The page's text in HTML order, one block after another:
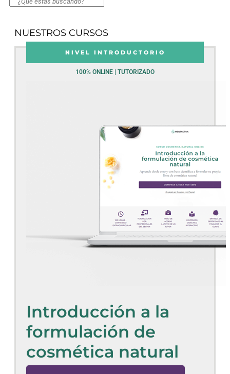
NUESTROS CURSOS
NIVEL INTRODUCTORIO
100% ONLINE | TUTORIZADO
Introducción a la
formulación de
cosmética natural